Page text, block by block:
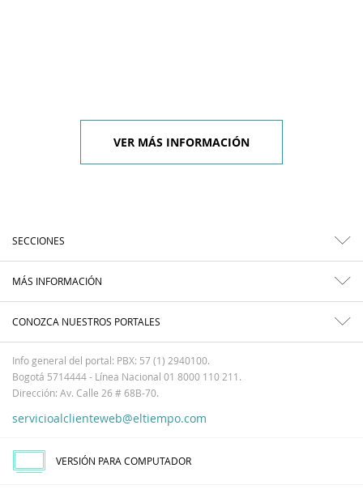
VER MÁS INFORMACIÓN
SECCIONES
MÁS INFORMACIÓN
CONOZCA NUESTROS PORTALES
Info general del portal: PBX: 57 (1) 2940100.
Bogotá 5714444 - Línea Nacional 01 8000 110 211.
Dirección: Av. Calle 26 # 68B-70.
servicioalclienteweb@eltiempo.com
VERSIÓN PARA COMPUTADOR